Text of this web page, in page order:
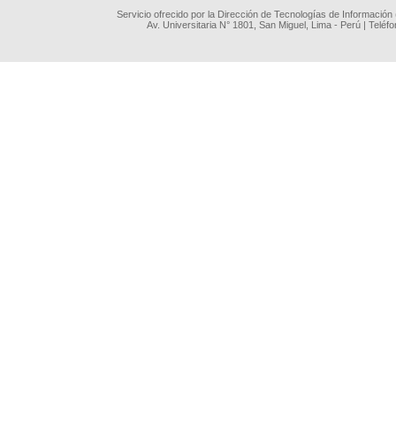
Servicio ofrecido por la Dirección de Tecnologías de
Av. Universitaria N° 1801, San Miguel, Lima - Perú |